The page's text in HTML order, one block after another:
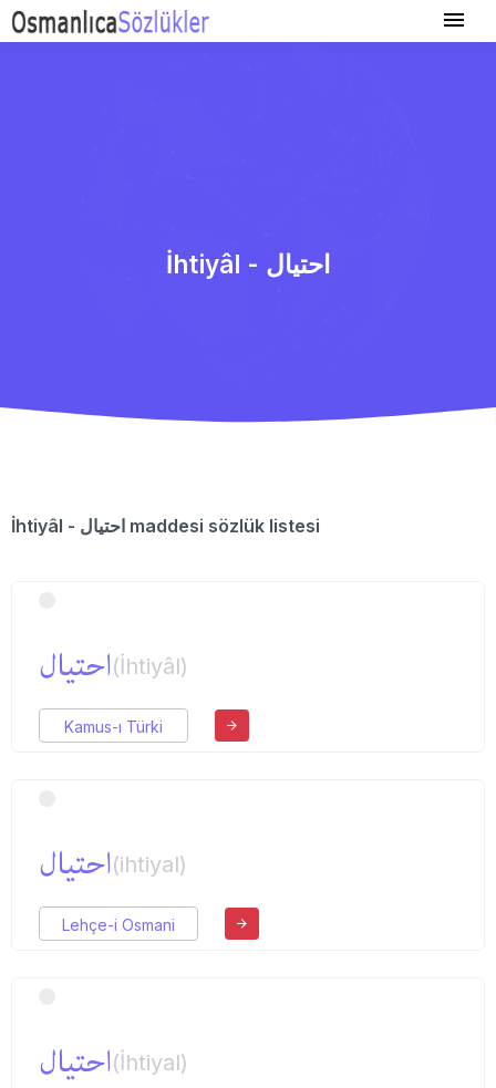
İhtiyâl - احتیال
İhtiyâl - احتیال maddesi sözlük listesi
احتیال(İhtiyâl)
Kamus-ı Türki
احتیال(ihtiyal)
Lehçe-i Osmani
احتیال(İhtiyal)